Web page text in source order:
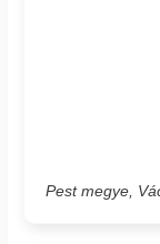
Pest megye,